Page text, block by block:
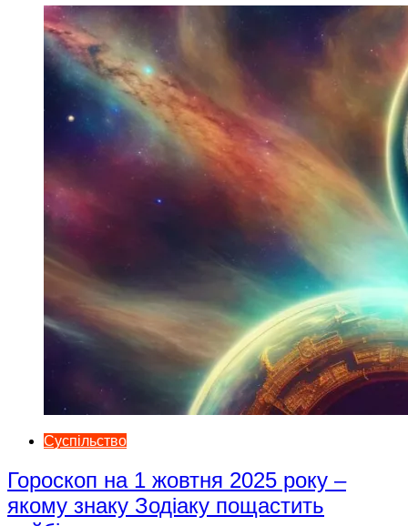
Суспільство
Гороскоп на 1 жовтня 2025 року –
якому знаку Зодіаку пощастить